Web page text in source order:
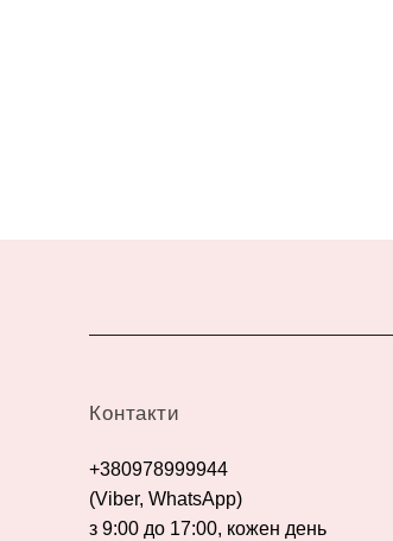
Контакти
+380978999944
(Viber, WhatsApp)
з 9:00 до 17:00, кожен день